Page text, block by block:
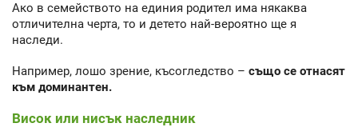
Ако в семейството на единия родител има някаква
отличителна черта, то и детето най-вероятно ще я
наследи.
Например, лошо зрение, късогледство – също се отнасят
към доминантен.
Висок или нисък наследник